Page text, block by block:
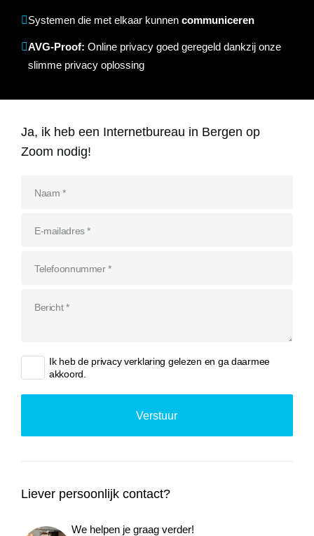
CRO
SEO strategie
SEO uitbesteden
Google shopping
Linkbuilding uitbesteden
E-mail marketing
Concurrentieanalyse
SalesFeed
Google Analytics 4
instellen
Actueel
Werken bij
info@rb-media.nl
Ja, ik heb een Internetbureau in Bergen op
Zoom nodig!
Ik heb de privacy verklaring gelezen en ga daarmee
akkoord.
Liever persoonlijk contact?
We helpen je graag verder!
Systemen die met elkaar kunnen communiceren
AVG-Proof: Online privacy goed geregeld dankzij onze
slimme privacy oplossing